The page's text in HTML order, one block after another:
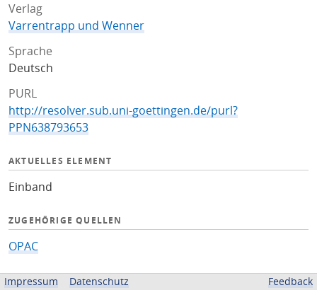
Verlag
Varrentrapp und Wenner
Sprache
Deutsch
PURL
http://resolver.sub.uni-goettingen.de/purl?
PPN638793653
AKTUELLES ELEMENT
Einband
ZUGEHÖRIGE QUELLEN
OPAC
BEREITGESTELLT VON
Impressum Datenschutz Feedback